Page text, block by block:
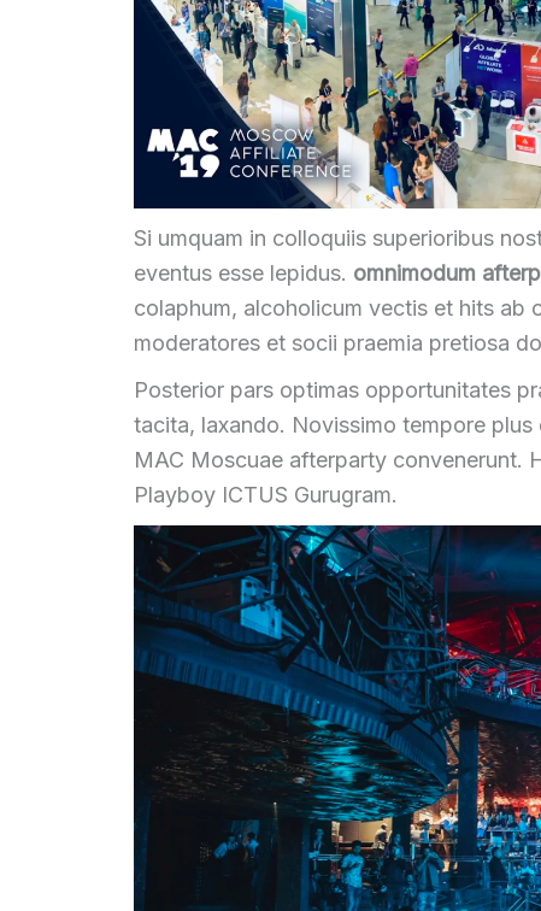
Si umquam in colloquiis superioribus
eventus esse lepidus. omnimodum
colaphum, alcoholicum vectis et hits ab
moderatores et socii praemia pretiosa
Posterior pars optimas opportunitates
tacita, laxando. Novissimo tempore plus
MAC Moscuae afterparty convenerunt.
Playboy ICTUS Gurugram.